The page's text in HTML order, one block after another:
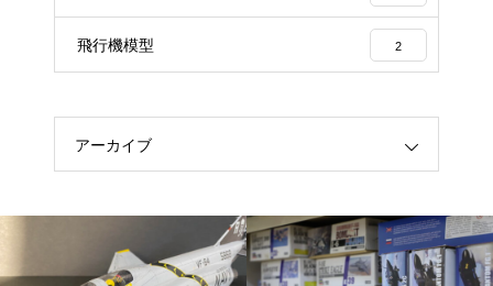
飛行機模型 2
アーカイブ